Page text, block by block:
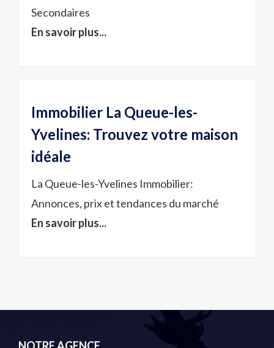
Secondaires
En savoir plus...
Immobilier La Queue-les-
Yvelines: Trouvez votre maison
idéale
La Queue-les-Yvelines Immobilier:
Annonces, prix et tendances du marché
En savoir plus...